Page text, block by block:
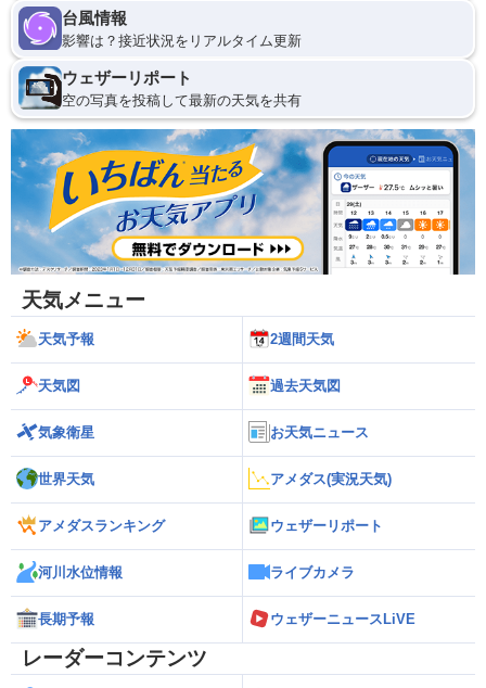
台風情報
影響は？接近状況をリアルタイム更新
ウェザーリポート
空の写真を投稿して最新の天気を共有
天気メニュー
天気予報 2週間天気
天気図 過去天気図
気象衛星 お天気ニュース
世界天気 アメダス(実況天気)
アメダスランキング ウェザーリポート
河川水位情報 ライブカメラ
長期予報 ウェザーニュースLiVE
レーダーコンテンツ